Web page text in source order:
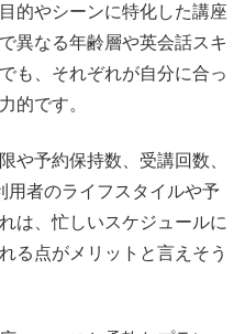
的やシーンに特化した講座
異なる年齢層や英会話スキ
も、それぞれが自分に合っ
的です。
や予約保持数、受講回数、
用者のライフスタイルや予
は、忙しいスケジュールに
る点がメリットと言えそう